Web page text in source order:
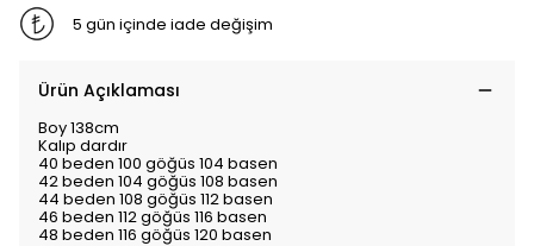
5 gün içinde iade değişim
Ürün Açıklaması
Boy 138cm
Kalıp dardır
40 beden 100 göğüs 104 basen
42 beden 104 göğüs 108 basen
44 beden 108 göğüs 112 basen
46 beden 112 göğüs 116 basen
48 beden 116 göğüs 120 basen